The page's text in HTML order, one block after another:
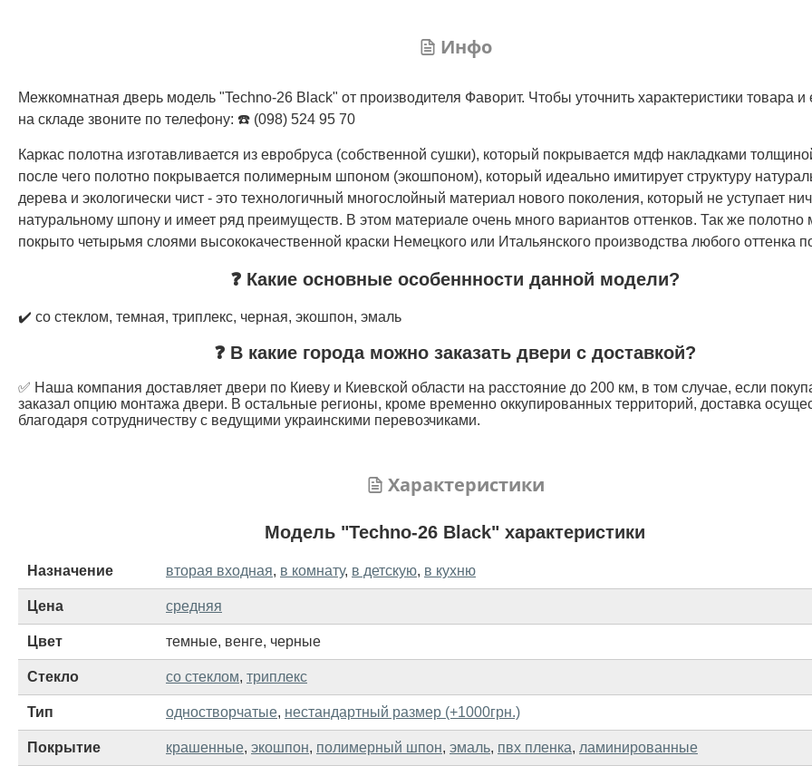
Инфо
Межкомнатная дверь модель "Techno-26 Black" от производителя Фаворит. Чтобы уточнить характеристики товара и
на складе звоните по телефону: ☎️ (098) 524 95 70
Каркас полотна изготавливается из евробруса (собственной сушки), который покрывается мдф накладками
после чего полотно покрывается полимерным шпоном (экошпоном), который идеально имитирует структуру
дерева и экологически чист - это технологичный многослойный материал нового поколения, который не уступает
натуральному шпону и имеет ряд преимуществ. В этом материале очень много вариантов оттенков. Так же полотно
покрыто четырьмя слоями высококачественной краски Немецкого или Итальянского производства любого оттенка
❓ Какие основные особеннности данной модели?
✔️ со стеклом, темная, триплекс, черная, экошпон, эмаль
❓ В какие города можно заказать двери с доставкой?
✅ Наша компания доставляет двери по Киеву и Киевской области на расстояние до 200 км, в том случае, если
заказал опцию монтажа двери. В остальные регионы, кроме временно оккупированных территорий, доставка
благодаря сотрудничеству с ведущими украинскими перевозчиками.
Характеристики
Модель "Techno-26 Black" характеристики
Назначение вторая входная, в комнату, в детскую, в кухню
Цена средняя
Цвет темные, венге, черные
Стекло со стеклом, триплекс
Тип одностворчатые, нестандартный размер (+1000грн.)
Покрытие крашенные, экошпон, полимерный шпон, эмаль, пвх пленка, ламинированные